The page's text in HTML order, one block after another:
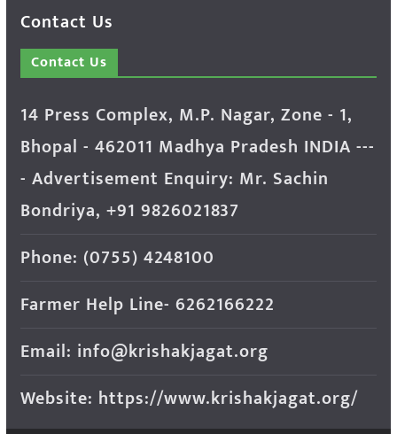
Contact Us
Contact Us
14 Press Complex, M.P. Nagar, Zone - 1,
Bhopal - 462011 Madhya Pradesh INDIA ---
- Advertisement Enquiry: Mr. Sachin
Bondriya, +91 9826021837
Phone: (0755) 4248100
Farmer Help Line- 6262166222
Email: info@krishakjagat.org
Website: https://www.krishakjagat.org/